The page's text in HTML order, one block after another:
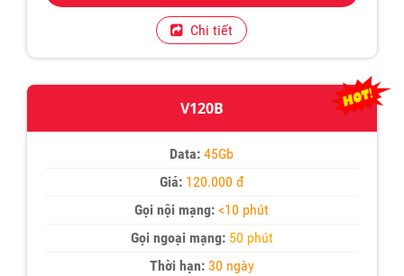
Chi tiết
V120B
Data: 45Gb
Giá: 120.000 đ
Gọi nội mạng: <10 phút
Gọi ngoại mạng: 50 phút
Thời hạn:30 ngày